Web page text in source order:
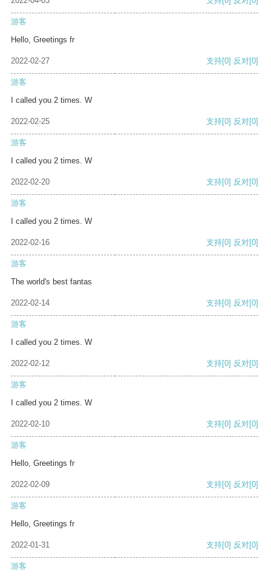
游客
Hello, Greetings fr
2022-02-27 支持[0] 反对[0]
游客
I called you 2 times. W
2022-02-25 支持[0] 反对[0]
游客
I called you 2 times. W
2022-02-20 支持[0] 反对[0]
游客
I called you 2 times. W
2022-02-16 支持[0] 反对[0]
游客
The world's best fantas
2022-02-14 支持[0] 反对[0]
游客
I called you 2 times. W
2022-02-12 支持[0] 反对[0]
游客
I called you 2 times. W
2022-02-10 支持[0] 反对[0]
游客
Hello, Greetings fr
2022-02-09 支持[0] 反对[0]
游客
Hello, Greetings fr
2022-01-31 支持[0] 反对[0]
游客